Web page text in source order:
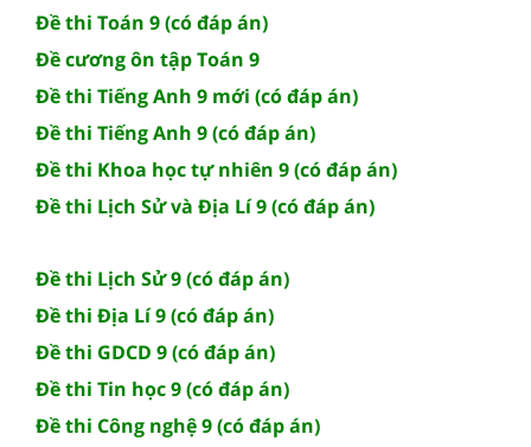
Đề thi Toán 9 (có đáp án)
Đề cương ôn tập Toán 9
Đề thi Tiếng Anh 9 mới (có đáp án)
Đề thi Tiếng Anh 9 (có đáp án)
Đề thi Khoa học tự nhiên 9 (có đáp án)
Đề thi Lịch Sử và Địa Lí 9 (có đáp án)
Đề thi Lịch Sử 9 (có đáp án)
Đề thi Địa Lí 9 (có đáp án)
Đề thi GDCD 9 (có đáp án)
Đề thi Tin học 9 (có đáp án)
Đề thi Công nghệ 9 (có đáp án)